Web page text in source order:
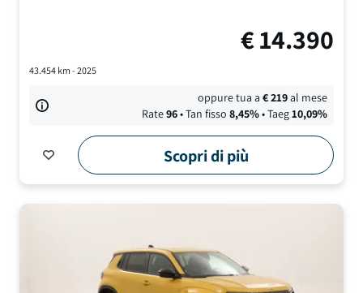
€14.390
43.454km - 2025
oppure tua a€219al mese
Rate96• Tan fisso 8,45%• Taeg10,09%
Scopri di più